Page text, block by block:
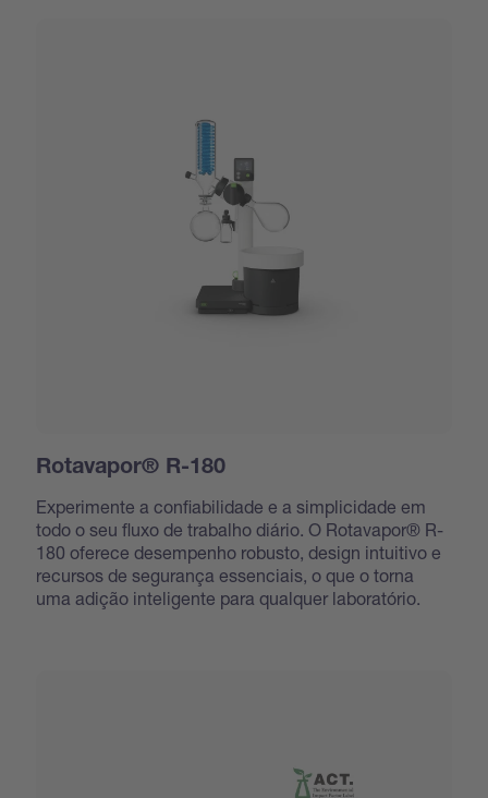
Rotavapor® R-180
Experimente a confiabilidade e a simplicidade em
todo o seu fluxo de trabalho diário. O Rotavapor® R-
180 oferece desempenho robusto, design intuitivo e
recursos de segurança essenciais, o que o torna
uma adição inteligente para qualquer laboratório.